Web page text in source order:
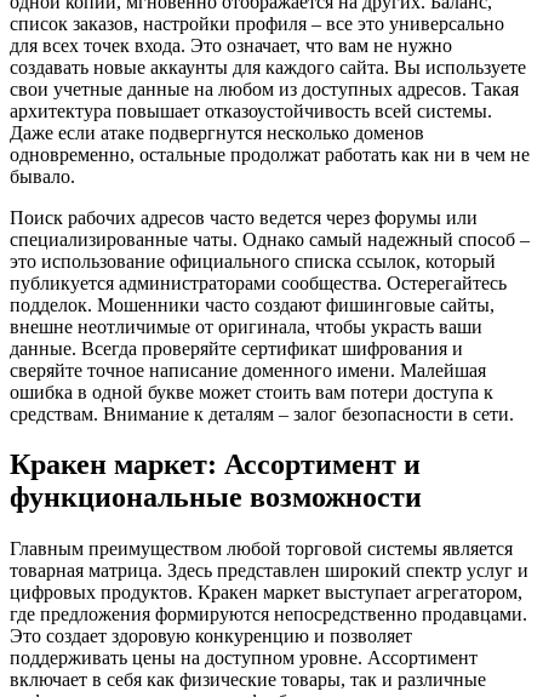
список заказов, настройки профиля – все это универсально
для всех точек входа. Это означает, что вам не нужно
создавать новые аккаунты для каждого сайта. Вы используете
свои учетные данные на любом из доступных адресов. Такая
архитектура повышает отказоустойчивость всей системы.
Даже если атаке подвергнутся несколько доменов
одновременно, остальные продолжат работать как ни в чем не
бывало.
Поиск рабочих адресов часто ведется через форумы или
специализированные чаты. Однако самый надежный способ –
это использование официального списка ссылок, который
публикуется администраторами сообщества. Остерегайтесь
подделок. Мошенники часто создают фишинговые сайты,
внешне неотличимые от оригинала, чтобы украсть ваши
данные. Всегда проверяйте сертификат шифрования и
сверяйте точное написание доменного имени. Малейшая
ошибка в одной букве может стоить вам потери доступа к
средствам. Внимание к деталям – залог безопасности в сети.
Кракен маркет: Ассортимент и
функциональные возможности
Главным преимуществом любой торговой системы является
товарная матрица. Здесь представлен широкий спектр услуг и
цифровых продуктов. Кракен маркет выступает агрегатором,
где предложения формируются непосредственно продавцами.
Это создает здоровую конкуренцию и позволяет
поддерживать цены на доступном уровне. Ассортимент
включает в себя как физические товары, так и различные